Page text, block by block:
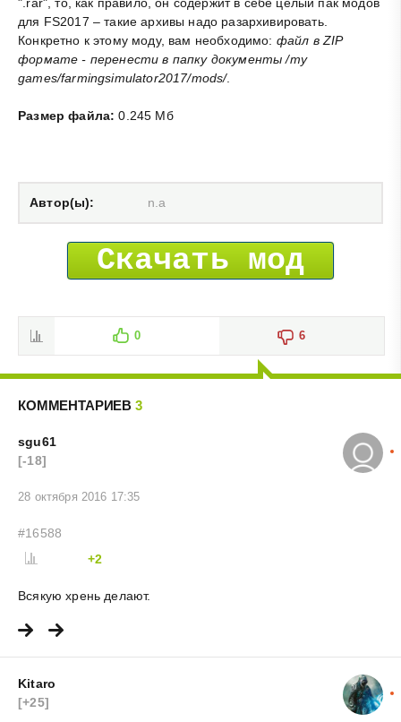
".rar", то, как правило, он содержит в себе целый пак модов
для FS2017 – такие архивы надо разархивировать.
Конкретно к этому моду, вам необходимо: файл в ZIP
формате - перенести в папку документы /my
games/farmingsimulator2017/mods/.
Размер файла: 0.245 Мб
Автор(ы): n.a
Скачать мод
0 6
КОММЕНТАРИЕВ 3
sgu61
[-18]
28 октября 2016 17:35
#16588
+2
Всякую хрень делают.
Kitaro
[+25]